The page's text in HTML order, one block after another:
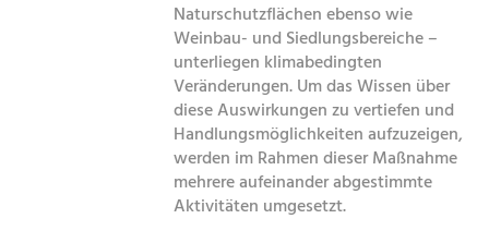
Kunst & Kultur
Handwerk, Wissenschaft und Forschung.
Soziales, Bildung &
Gleichberechtigung, Jugend und
Mobilität & Energie
Naturschutzflächen ebenso wie
Weinbau- und Siedlungsbereiche –
unterliegen klimabedingten
Veränderungen. Um das Wissen über
diese Auswirkungen zu vertiefen und
Handlungsmöglichkeiten aufzuzeigen,
werden im Rahmen dieser Maßnahme
mehrere aufeinander abgestimmte
Aktivitäten umgesetzt.